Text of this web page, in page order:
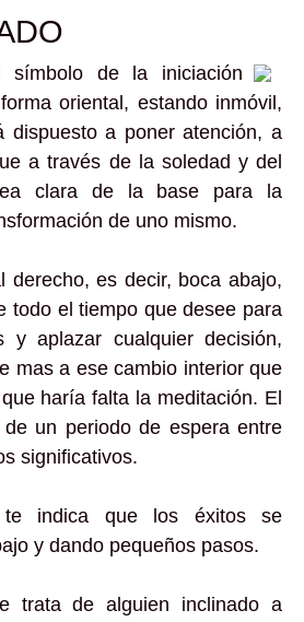
de la iniciación
oriental, estando inmóvil,
dispuesto a poner atención, a
a través de la soledad y del
clara de la base para la
de uno mismo.
derecho, es decir, boca abajo,
todo el tiempo que desee para
y aplazar cualquier decisión,
mas a ese cambio interior que
haría falta la meditación. El
un periodo de espera entre
significativos.
te indica que los éxitos se
y dando pequeños pasos.
trata de alguien inclinado a